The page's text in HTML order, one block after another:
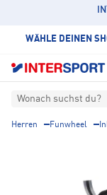
WÄHLE DEINEN
Wonach suchst du?
Herren Funwheel